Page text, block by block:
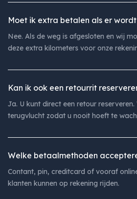
Moet ik extra betalen als er
Nee. Als de weg is afgesloten en wij
deze extra kilometers voor onze
Kan ik ook een retourrit
Ja. U kunt direct een retour
terugvlucht zodat u nooit hoeft te
Welke betaalmethoden
Contant, pin, creditcard of vooraf
klanten kunnen op rekening rijden.